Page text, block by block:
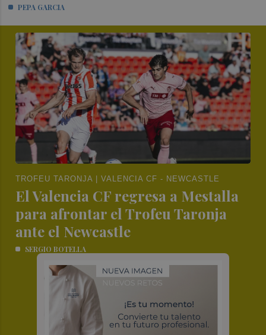
PEPA GARCIA
TROFEU TARONJA | VALENCIA CF - NEWCASTLE
El Valencia CF regresa a Mestalla
para afrontar el Trofeu Taronja
ante el Newcastle
SERGIO BOTELLA